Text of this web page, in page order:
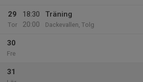
29
Tor
18:30
20:00
Träning
Dackevallen, Tolg
30
Fre
31